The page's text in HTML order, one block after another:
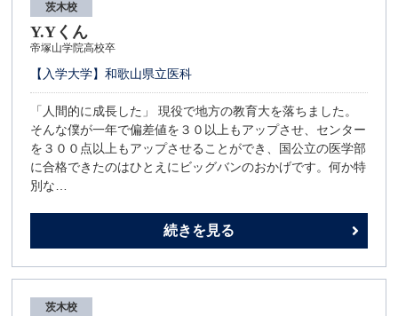
茨木校
Y.Yくん
帝塚山学院高校卒
【入学大学】和歌山県立医科
「人間的に成長した」 現役で地方の教育大を落ちました。
そんな僕が一年で偏差値を３０以上もアップさせ、センター
を３００点以上もアップさせることができ、国公立の医学部
に合格できたのはひとえにビッグバンのおかげです。何か特
別な…
続きを見る
茨木校